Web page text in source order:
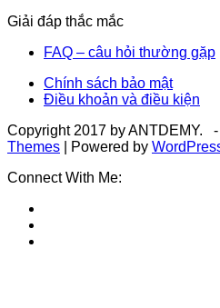
Giải đáp thắc mắc
FAQ – câu hỏi thường gặp
Chính sách bảo mật
Điều khoản và điều kiện
Copyright 2017 by ANTDEMY.
Themes | Powered by
Connect With Me: